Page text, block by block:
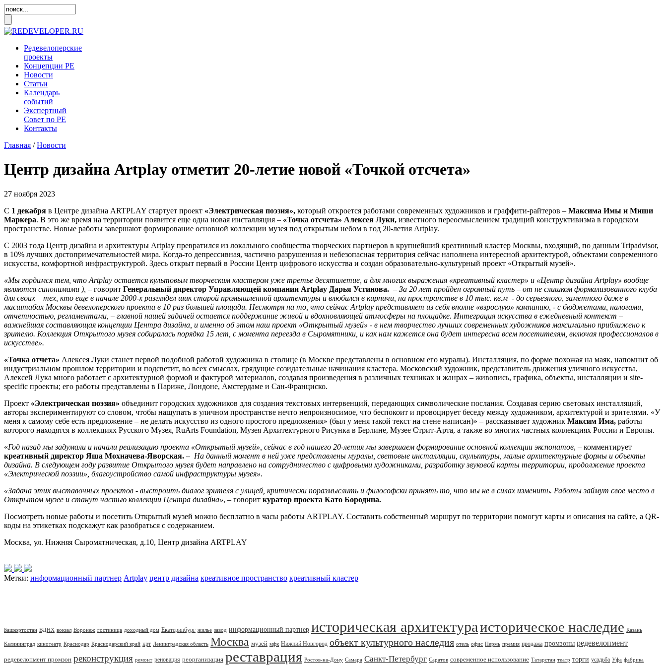
Редевелоперские
проекты
Концепции РЕ
Новости
Статьи
Календарь
событий
Экспертный
Совет по РЕ
Контакты
Главная /Новости
Центр дизайна Artplay отметит 20-летие новой «Точкой отсчета»
27 ноября 2023
С 1 декабря в Центре дизайна ARTPLAY стартует проект «Электрическая поэзия», который откроется работами современных художников и граффити-райтеров – Максима Имы и Миши
Маркера. В это же время на территории появится еще одна новая инсталляция – «Точка отсчета» Алексея Луки, известного переосмыслением традиций конструктивизма в городском
пространстве. Новые работы завершают формирование основной коллекции музея под открытым небом в год 20-летия Artplay.
С 2003 года Центр дизайна и архитектуры Artplay превратился из локального сообщества творческих партнеров в крупнейший креативный кластер Москвы, входящий, по данным Tripadvisor,
в 10% лучших достопримечательностей мира. Когда-то депрессивная, частично разрушенная и небезопасная территория сейчас наполнена интересной архитектурой, объектами современного
искусства, комфортной инфраструктурой. Здесь открыт первый в России Центр цифрового искусства и создан образовательно-культурный проект «Открытый музей».
«Мы гордимся тем, что Artplay остается культовым творческим кластером уже третье десятилетие, а для многих выражения «креативный кластер» и «Центр дизайна Artplay» вообще
являются синонимами ), – говорит Генеральный директор Управляющей компании Artplay Дарья Устинова. – За 20 лет пройден огромный путь – от не слишком формализованного клуба
для своих – тех, кто еще в начале 2000-х разглядел шик старой промышленной архитектуры и влюбился в кирпичи, на пространстве в 10 тыс. кв.м - до серьезного, заметного даже в
масштабах Москвы девелоперского проекта в 10 раз большей площади. Несмотря на то, что сейчас Artplay представляет из себя вполне «взрослую» компанию, - с бюджетами, налогами,
отчетностью, регламентами, – главной нашей задачей остается поддержание живой и вдохновляющей атмосферы на площадке. Интеграция искусства в ежедневный контекст –
важнейшая составляющая концепции Центра дизайна, и именно об этом наш проект «Открытый музей» - в нем творчество лучших современных художников максимально приближено к
зрителю. Коллекция Открытого музея собиралась порядка 15 лет, с момента переезда в Сыромятники, и как нам кажется она будет интересна всем посетителям, включая профессионалов в
искусстве».
«Точка отчета» Алексея Луки станет первой подобной работой художника в столице (в Москве представлены в основном его муралы). Инсталляция, по форме похожая на маяк, напомнит об
индустриальном прошлом территории и подсветит, во всех смыслах, грядущие созидательные начинания кластера. Московский художник, представитель движения уличного искусства,
Алексей Лука много работает с архитектурной формой и фактурой материалов, создавая произведения в различных техниках и жанрах – живопись, графика, объекты, инсталляции и site-
specific проекты; его работы представлены в Париже, Лондоне, Амстердаме и Сан-Франциско.
Проект «Электрическая поэзия» объединит городских художников для создания текстовых интервенций, передающих символические послания. Создавая серию световых инсталляций,
авторы экспериментируют со словом, чтобы нащупать в уличном пространстве нечто непроизносимое, что беспокоит и провоцирует беседу между художником, архитектурой и зрителями. «У
меня к самому себе есть предложение – не делать искусство из одного простого предложения» (был у меня такой текст на стене написан)» – рассказывает художник Максим Има, работы
которого находятся в коллекциях Русского Музея, RuArts Foundation, Музея Архитектурного Рисунка в Берлине, Музее Стрит-Арта, а также во многих частных коллекциях России и Европы.
«Год назад мы задумали и начали реализацию проекта «Открытый музей», сейчас в год нашего 20-летия мы завершаем формирование основной коллекции экспонатов, – комментирует
креативный директор Яша Мохначева-Яворская. – На данный момент в ней уже представлены муралы, световые инсталляции, скульптуры, малые архитектурные формы и объекты
дизайна. В следующем году развитие Открытого музея будет направлено на сотрудничество с цифровыми художниками, разработку звуковой карты территории, продолжение проекта
«Электрической поэзии», благоустройство самой инфраструктуры музея».
«Задача этих выставочных проектов - выстроить диалог зрителя с улицей, критически поразмыслить и философски принять то, что мы не в силах изменить. Работы займут свое место в
Открытом музее и станут частью коллекции Центра дизайна», – говорит куратор проекта Като Бородина.
Посмотреть новые работы и посетить Открытый музей можно бесплатно в часы работы ARTPLAY. Составить собственный маршрут по территории помогут карты и описания на сайте, а QR-
коды на этикетках подскажут как разобраться с содержанием.
Москва, ул. Нижняя Сыромятническая, д.10, Центр дизайна ARTPLAY
Метки: информационный партнер Artplay центр дизайна креативное пространство креативный кластер
Башкортостан ВДНХ вокзал Воронеж гостиница доходный дом Екатеринбург жилье завод информационный партнер историческая архитектураисторическое наследие Казань
Калининград кинотеатр Краснодар Краснодарский край крт Ленинградская область Москва музей мфк Нижний Новгород объект культурного наследия отель офис Пермь премия продажа промзоны редевелопмент
редевелопмент промзон реконструкция ремонт реновация реорганизация реставрация Ростов-на-Дону Самара Санкт-Петербург Саратов современное использование Татарстан театр торги усадьба Уфа фабрика